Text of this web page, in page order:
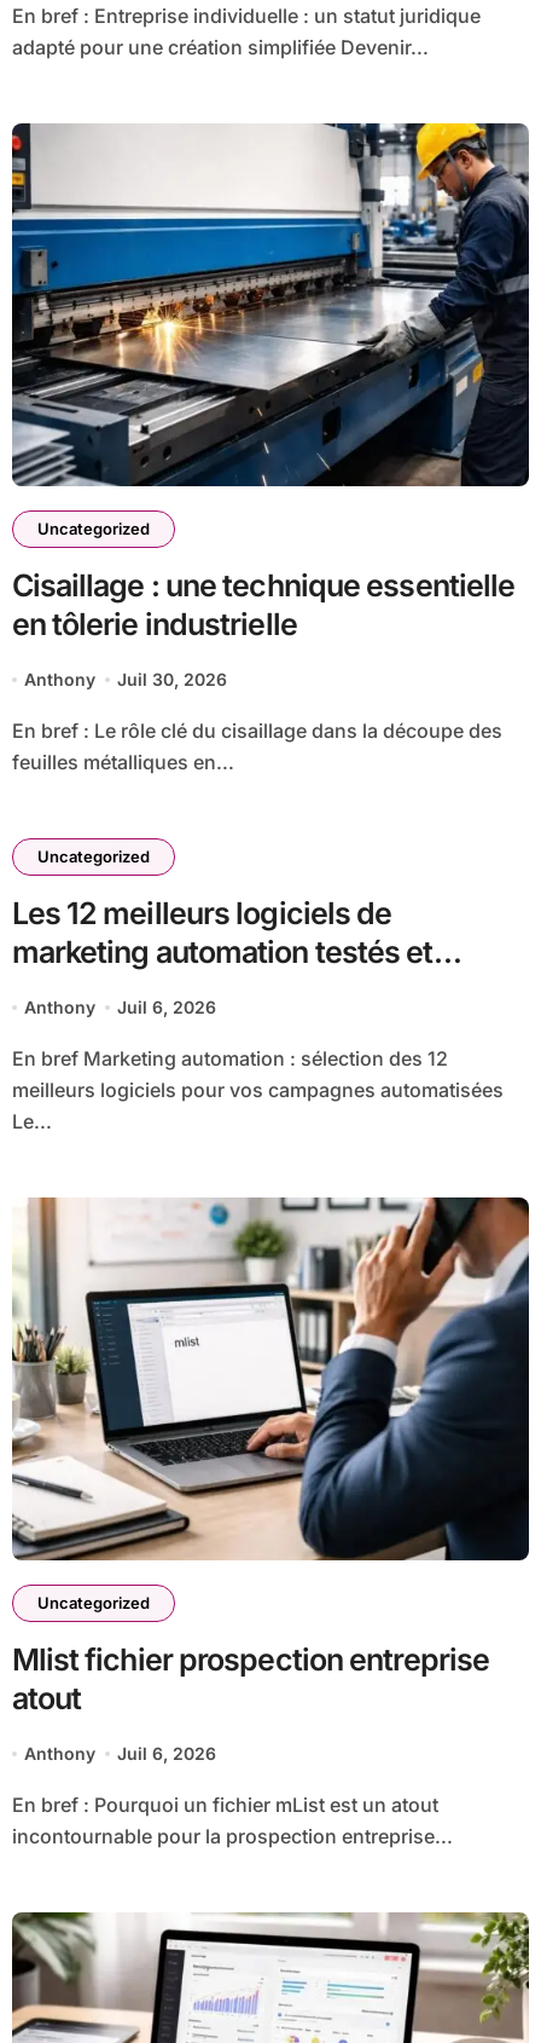
En bref : Entreprise individuelle : un statut juridique
adapté pour une création simplifiée Devenir...
Uncategorized
Cisaillage : une technique essentielle
en tôlerie industrielle
Anthony Juil 30, 2026
En bref : Le rôle clé du cisaillage dans la découpe des
feuilles métalliques en...
Uncategorized
Les 12 meilleurs logiciels de
marketing automation testés et
comparés
Anthony Juil 6, 2026
En bref Marketing automation : sélection des 12
meilleurs logiciels pour vos campagnes automatisées
Le...
Uncategorized
Mlist fichier prospection entreprise
atout
Anthony Juil 6, 2026
En bref : Pourquoi un fichier mList est un atout
incontournable pour la prospection entreprise...